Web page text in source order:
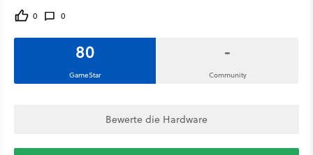
0 0
80
GameStar
-
Community
Bewerte die Hardware